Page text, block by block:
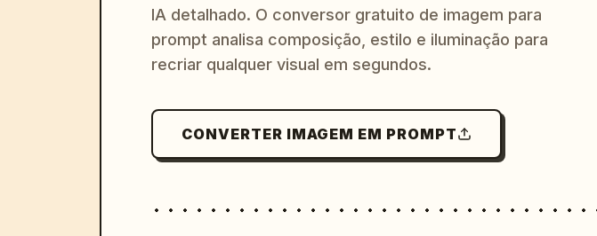
IA detalhado. O conversor gratuito de imagem para
prompt analisa composição, estilo e iluminação para
recriar qualquer visual em segundos.
CONVERTER IMAGEM EM PROMPT